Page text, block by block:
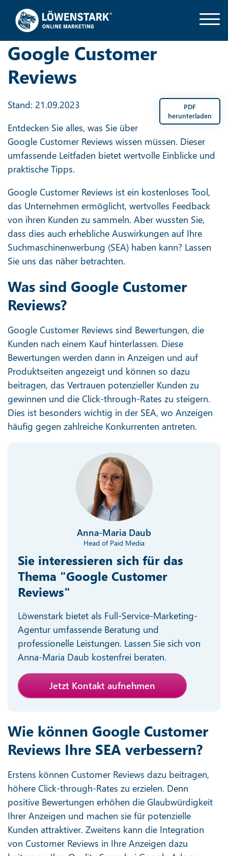
Google Customer
Reviews
PDF
herunterladen
Stand: 21.09.2023
Entdecken Sie alles, was Sie über
Google Customer Reviews wissen müssen. Dieser
umfassende Leitfaden bietet wertvolle Einblicke und
praktische Tipps.
Google Customer Reviews ist ein kostenloses Tool,
das Unternehmen ermöglicht, wertvolles Feedback
von ihren Kunden zu sammeln. Aber wussten Sie,
dass dies auch erhebliche Auswirkungen auf Ihre
Suchmaschinenwerbung (SEA) haben kann? Lassen
Sie uns das näher betrachten.
Was sind Google Customer
Reviews?
Google Customer Reviews sind Bewertungen, die
Kunden nach einem Kauf hinterlassen. Diese
Bewertungen werden dann in Anzeigen und auf
Produktseiten angezeigt und können so dazu
beitragen, das Vertrauen potenzieller Kunden zu
gewinnen und die Click-through-Rates zu steigern.
Dies ist besonders wichtig in der SEA, wo Anzeigen
häufig gegen zahlreiche Konkurrenten antreten.
Anna-Maria Daub
Head of Paid Media
Sie interessieren sich für das
Thema "Google Customer
Reviews"
Löwenstark bietet als Full-Service-Marketing-
Agentur umfassende Beratung und
professionelle Leistungen. Lassen Sie sich von
Anna-Maria Daub kostenfrei beraten.
Jetzt Kontakt aufnehmen
Wie können Google Customer
Reviews Ihre SEA verbessern?
Erstens können Customer Reviews dazu beitragen,
höhere Click-through-Rates zu erzielen. Denn
positive Bewertungen erhöhen die Glaubwürdigkeit
Ihrer Anzeigen und machen sie für potenzielle
Kunden attraktiver. Zweitens kann die Integration
von Customer Reviews in Ihre Anzeigen dazu